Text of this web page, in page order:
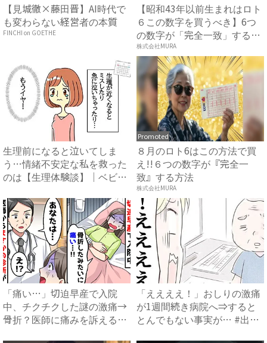
【見城徹×藤田晋】AI時代で
も変わらない経営者の本質
FINCHI on GOETHE
【昭和43年以前生まれはロト
６この数字を買うべき】6つ
の数字が「完全一致」する
方...
株式会社MURA
生理前になると泣いてしま
う…情緒不安定な私を救った
のは【生理体験談】｜ベビー
Promoted
８月のロト6はこの方法で買
え!!６つの数字が『完全一
致』する方法
株式会社MURA
「痛い…」切迫早産で入院
中、チクチクした謎の激痛→
骨折？医師に痛みを訴える
「ええええ！」おしりの激痛
が1週間続き病院へ⇒すると
とんでもない事実が… #出